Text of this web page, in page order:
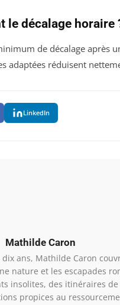
le décalage horaire
de décalage après
adaptées réduisent
LinkedIn
Mathilde Caron
ans, Mathilde Caron
nature et les escapades
insolites, des itinéraires
propices au